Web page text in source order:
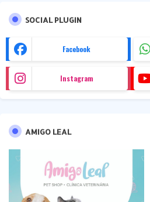
SOCIAL PLUGIN
Facebook
Instagram
AMIGO LEAL